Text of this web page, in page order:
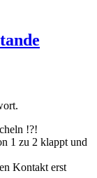
!?!
1 zu 2 klappt und
Kontakt erst